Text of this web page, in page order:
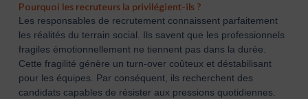
Pourquoi les recruteurs la privilégient-ils ?
Les responsables de recrutement connaissent parfaitement
les réalités du terrain social. Ils savent que les professionnels
fragiles émotionnellement ne tiennent pas dans la durée.
Cette fragilité génère un turn-over coûteux et déstabilisant
pour les équipes. Par conséquent, ils recherchent des
candidats capables de résister aux pressions quotidiennes.